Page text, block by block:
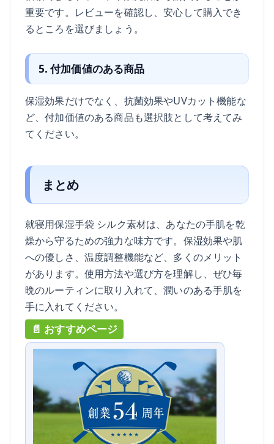
重要です。レビューを確認し、安心して購入でき
るところを選びましょう。
5. 付加価値のある商品
保湿効果だけでなく、抗菌効果やUVカット機能な
ど、付加価値のある商品も選択肢として考えてみ
てください。
まとめ
就寝用保湿手袋 シルク素材は、あなたの手肌を乾
燥から守るための強力な味方です。保湿効果や肌
への優しさ、温度調整機能など、多くのメリット
があります。使用方法や選び方を理解し、ぜひ毎
晩のルーティンに取り入れて、潤いのある手肌を
手に入れてください。